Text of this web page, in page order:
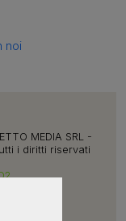
noi
MEDIA SRL -
i diritti riservati